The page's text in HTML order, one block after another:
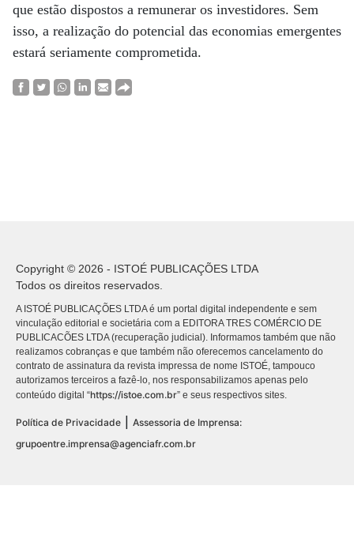
que estão dispostos a remunerar os investidores. Sem
isso, a realização do potencial das economias emergentes
estará seriamente comprometida.
Copyright © 2026 - ISTOÉ PUBLICAÇÕES LTDA
Todos os direitos reservados.
A ISTOÉ PUBLICAÇÕES LTDA é um portal digital independente e sem
vinculação editorial e societária com a EDITORA TRES COMÉRCIO DE
PUBLICACÕES LTDA (recuperação judicial). Informamos também que não
realizamos cobranças e que também não oferecemos cancelamento do
contrato de assinatura da revista impressa de nome ISTOÉ, tampouco
autorizamos terceiros a fazê-lo, nos responsabilizamos apenas pelo
conteúdo digital “https://istoe.com.br” e seus respectivos sites.
Política de Privacidade | Assessoria de Imprensa:
grupoentre.imprensa@agenciafr.com.br